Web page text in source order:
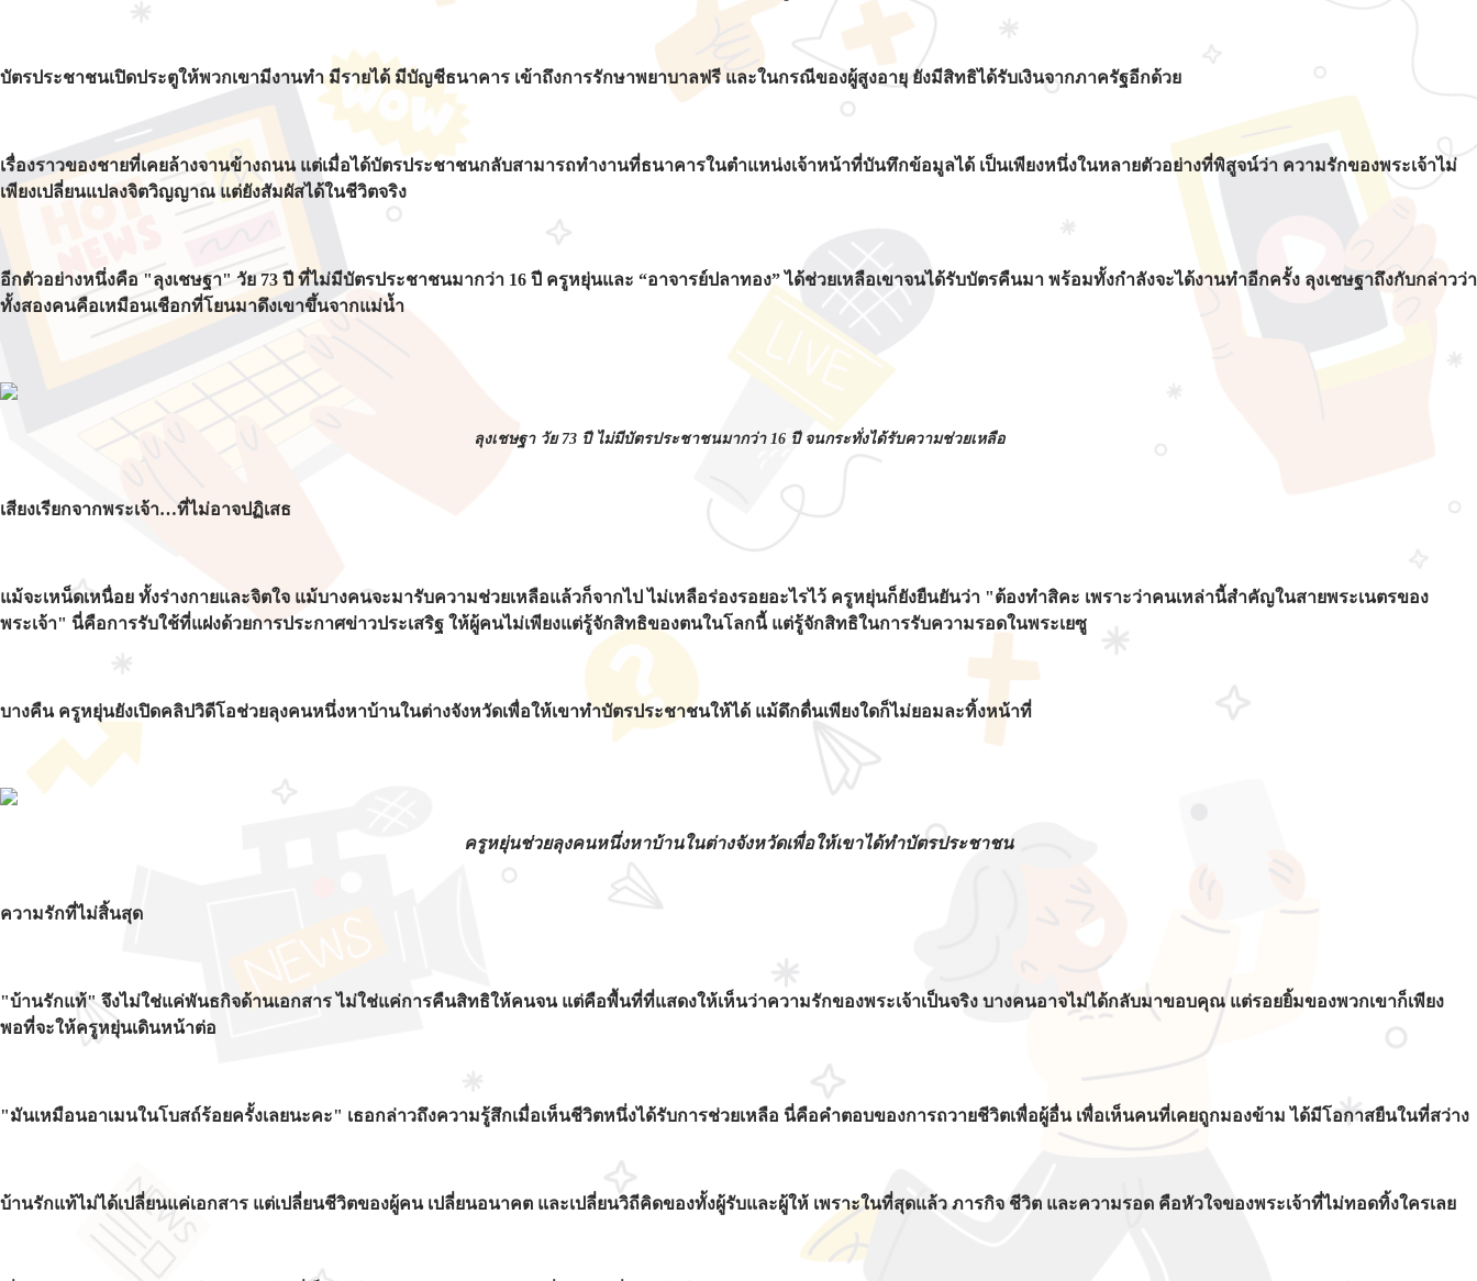
บัตรประชาชนเปิดประตูให้พวกเขามีงานทำ มีรายได้ มีบัญชีธนาคาร เข้าถึงการรักษาพยาบาลฟรี และในกรณีของผู้สูงอายุ ยังมีสิทธิได้รับเงินจากภาครัฐอีกด้วย
เรื่องราวของชายที่เคยล้างจานข้างถนน แต่เมื่อได้บัตรประชาชนกลับสามารถทำงานที่ธนาคารในตำแหน่งเจ้าหน้าที่บันทึกข้อมูลได้ เป็นเพียงหนึ่งในหลายตัวอย่างที่พิสูจน์ว่า ความรักของพระเจ้าไม่
เพียงเปลี่ยนแปลงจิตวิญญาณ แต่ยังสัมผัสได้ในชีวิตจริง
อีกตัวอย่างหนึ่งคือ "ลุงเชษฐา" วัย 73 ปี ที่ไม่มีบัตรประชาชนมากว่า 16 ปี ครูหยุ่นและ “อาจารย์ปลาทอง” ได้ช่วยเหลือเขาจนได้รับบัตรคืนมา พร้อมทั้งกำลังจะได้งานทำอีกครั้ง ลุงเชษฐาถึงกับกล่าวว่า
ทั้งสองคนคือเหมือนเชือกที่โยนมาดึงเขาขึ้นจากแม่น้ำ
ลุงเชษฐา วัย 73 ปี ไม่มีบัตรประชาชนมากว่า 16 ปี จนกระทั่งได้รับความช่วยเหลือ
เสียงเรียกจากพระเจ้า…ที่ไม่อาจปฏิเสธ
แม้จะเหน็ดเหนื่อย ทั้งร่างกายและจิตใจ แม้บางคนจะมารับความช่วยเหลือแล้วก็จากไป ไม่เหลือร่องรอยอะไรไว้ ครูหยุ่นก็ยังยืนยันว่า "ต้องทำสิคะ เพราะว่าคนเหล่านี้สำคัญในสายพระเนตรของ
พระเจ้า" นี่คือการรับใช้ที่แฝงด้วยการประกาศข่าวประเสริฐ ให้ผู้คนไม่เพียงแต่รู้จักสิทธิของตนในโลกนี้ แต่รู้จักสิทธิในการรับความรอดในพระเยซู
บางคืน ครูหยุ่นยังเปิดคลิปวิดีโอช่วยลุงคนหนึ่งหาบ้านในต่างจังหวัดเพื่อให้เขาทำบัตรประชาชนให้ได้ แม้ดึกดื่นเพียงใดก็ไม่ยอมละทิ้งหน้าที่
ครูหยุ่นช่วยลุงคนหนึ่งหาบ้านในต่างจังหวัดเพื่อให้เขาได้ทำบัตรประชาชน
ความรักที่ไม่สิ้นสุด
"บ้านรักแท้" จึงไม่ใช่แค่พันธกิจด้านเอกสาร ไม่ใช่แค่การคืนสิทธิให้คนจน แต่คือพื้นที่ที่แสดงให้เห็นว่าความรักของพระเจ้าเป็นจริง บางคนอาจไม่ได้กลับมาขอบคุณ แต่รอยยิ้มของพวกเขาก็เพียง
พอที่จะให้ครูหยุ่นเดินหน้าต่อ
"มันเหมือนอาเมนในโบสถ์ร้อยครั้งเลยนะคะ" เธอกล่าวถึงความรู้สึกเมื่อเห็นชีวิตหนึ่งได้รับการช่วยเหลือ นี่คือคำตอบของการถวายชีวิตเพื่อผู้อื่น เพื่อเห็นคนที่เคยถูกมองข้าม ได้มีโอกาสยืนในที่สว่าง
บ้านรักแท้ไม่ได้เปลี่ยนแค่เอกสาร แต่เปลี่ยนชีวิตของผู้คน เปลี่ยนอนาคต และเปลี่ยนวิถีคิดของทั้งผู้รับและผู้ให้ เพราะในที่สุดแล้ว ภารกิจ ชีวิต และความรอด คือหัวใจของพระเจ้าที่ไม่ทอดทิ้งใครเลย